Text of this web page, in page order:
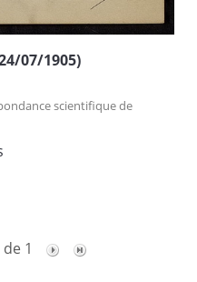
07/1905)
scientifique de
1